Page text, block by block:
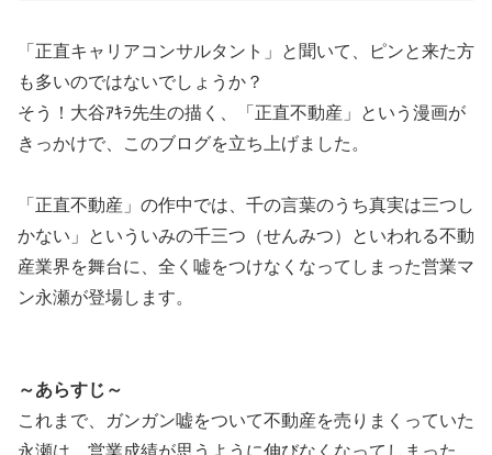
「正直キャリアコンサルタント」と聞いて、ピンと来た方
も多いのではないでしょうか？
そう！大谷ｱｷﾗ先生の描く、「正直不動産」という漫画が
きっかけで、このブログを立ち上げました。
「正直不動産」の作中では、千の言葉のうち真実は三つし
かない」といういみの千三つ（せんみつ）といわれる不動
産業界を舞台に、全く嘘をつけなくなってしまった営業マ
ン永瀬が登場します。
～あらすじ～
これまで、ガンガン嘘をついて不動産を売りまくっていた